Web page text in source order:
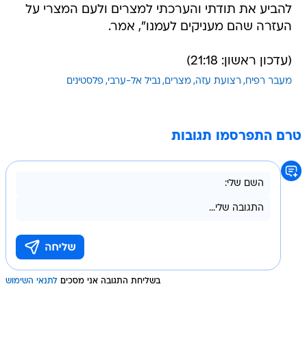
להביע את תודתי והערכתי למצרים ולעם המצרי על
העזרה שהם מעניקים לעמנו", אמר.
(עדכון ראשון: 21:18)
מעבר רפיח רצועת עזה מצרים נביל אל-ערבי פלסטינים
טרם התפרסמו תגובות
בשליחת התגובה אני מסכים לתנאי השימוש